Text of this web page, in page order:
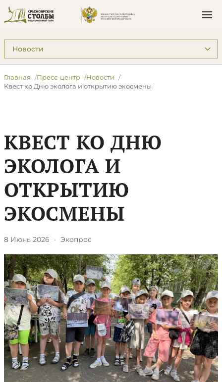
Подразделы: Пресс-центр
Главная Пресс-центр
Новости
Квест ко Дню эколога и открытию экосмены
КВЕСТ КО ДНЮ
ЭКОЛОГА И
ОТКРЫТИЮ
ЭКОСМЕНЫ
8 Июнь 2026 · Экопрос